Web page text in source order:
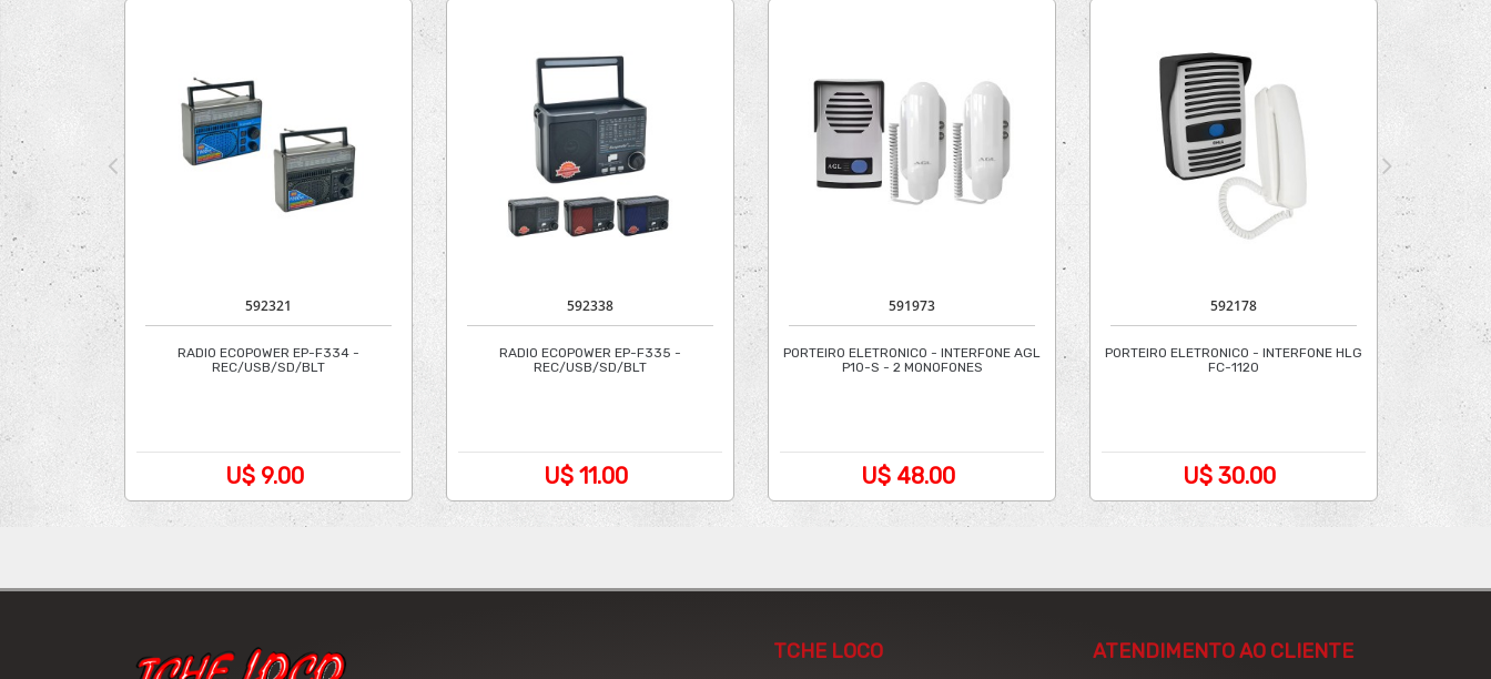
592321
RADIO ECOPOWER EP-F334 -
REC/USB/SD/BLT
U$ 9.00
592338
RADIO ECOPOWER EP-F335 -
REC/USB/SD/BLT
U$ 11.00
591973
PORTEIRO ELETRONICO - INTERFONE AGL
P10-S - 2 MONOFONES
U$ 48.00
592178
PORTEIRO ELETRONICO - INTERFONE HLG
FC-1120
U$ 30.00
TCHE LOCO ATENDIMENTO AO CLIENTE